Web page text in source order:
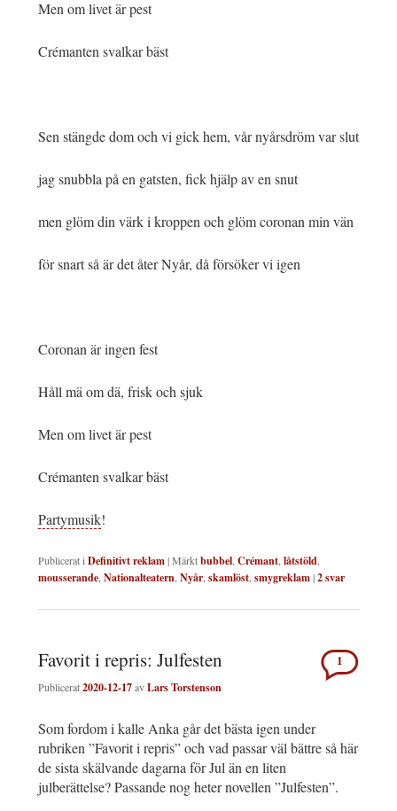
Men om livet är pest
Crémanten svalkar bäst
Sen stängde dom och vi gick hem, vår nyårsdröm var slut
jag snubbla på en gatsten, fick hjälp av en snut
men glöm din värk i kroppen och glöm coronan min vän
för snart så är det åter Nyår, då försöker vi igen
Coronan är ingen fest
Håll mä om dä, frisk och sjuk
Men om livet är pest
Crémanten svalkar bäst
Partymusik!
Publicerat i Definitivt reklam|Märktbubbel Crémant låtstöld
mousserande Nationalteatern Nyår skamlöst smygreklam|2svar
Favorit i repris: Julfesten
Publicerat2020-12-17avLars Torstenson
1
Som fordom i kalle Anka går det bästa igen under
rubriken ”Favorit i repris” och vad passar väl bättre så här
de sista skälvande dagarna för Jul än en liten
julberättelse? Passande nog heter novellen ”Julfesten”.